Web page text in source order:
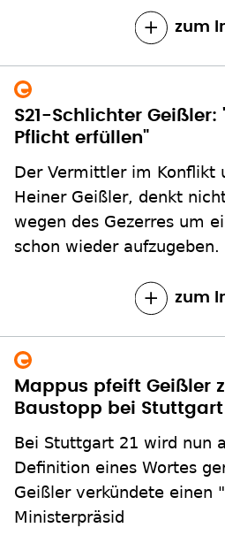
zum
S21-Schlichter
Pflicht erfüllen"
Der Vermittler im Konflikt
Heiner Geißler, denkt
wegen des Gezerres um
schon wieder aufzugeben.
zum
Mappus pfeift Geißler
Baustopp bei Stuttgart
Bei Stuttgart 21 wird nun
Definition eines Wortes
Geißler verkündete einen
Ministerpräsid